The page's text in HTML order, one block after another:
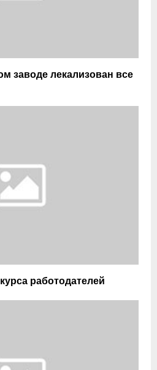
заводе лекализован все
работодателей